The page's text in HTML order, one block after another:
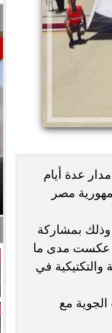
عدة أيام
مصر
وذلك بمشاركة
عكست مدى ما
في
مع
جدول إمتحانات الدور
٢٠٢٥...